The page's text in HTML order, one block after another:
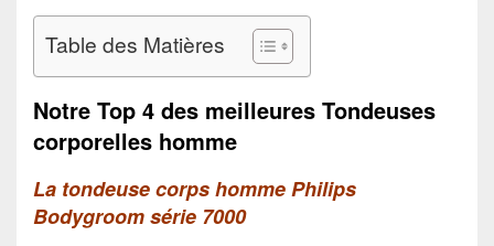
Table des Matières
Notre Top 4 des meilleures Tondeuses
corporelles homme
La tondeuse corps homme Philips
Bodygroom série 7000